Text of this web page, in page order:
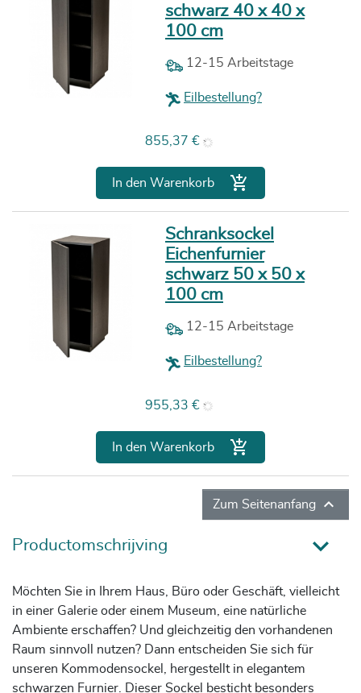
Productomschrijving
Möchten Sie in Ihrem Haus, Büro oder Geschäft, vielleicht
in einer Galerie oder einem Museum, eine natürliche
Ambiente erschaffen? Und gleichzeitig den vorhandenen
Raum sinnvoll nutzen? Dann entscheiden Sie sich für
unseren Kommodensockel, hergestellt in elegantem
schwarzen Furnier. Dieser Sockel besticht besonders
schwarz 40 x 40 x
100 cm
12-15 Arbeitstage
Eilbestellung?
Preis
855,37 €
In den Warenkorb 
Schranksockel
Eichenfurnier
schwarz 50 x 50 x
100 cm
12-15 Arbeitstage
Eilbestellung?
Preis
955,33 €
In den Warenkorb 
Zum Seitenanfang 